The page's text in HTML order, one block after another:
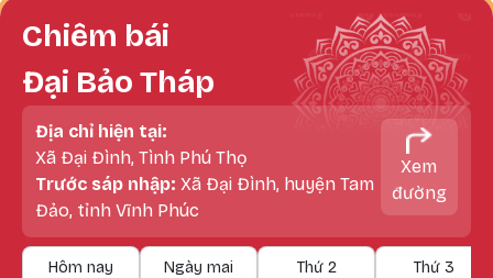
Chiêm bái
Đại Bảo Tháp
Địa chỉ hiện tại:
Xã Đại Đình, Tình Phú Thọ
Trước sáp nhập: Xã Đại Đình, huyện Tam
Đảo, tỉnh Vĩnh Phúc
Xem
đường
Hôm nay
Ngày mai
Thứ 2
Thứ 3